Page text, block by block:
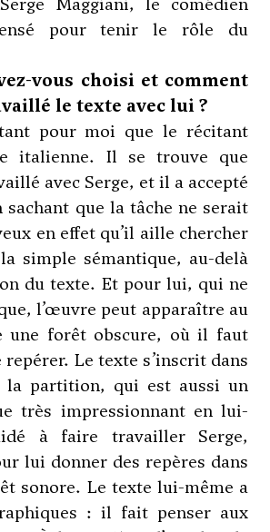
pour tenir le rôle du
vous choisi et comment
le texte avec lui ?
pour moi que le récitant
italienne. Il se trouve que
avec Serge, et il a accepté
que la tâche ne serait
en effet qu’il aille chercher
simple sémantique, au-delà
du texte. Et pour lui, qui ne
l’œuvre peut apparaître au
une forêt obscure, où il faut
repérer. Le texte s’inscrit dans
la partition, qui est aussi un
très impressionnant en lui-
à faire travailler Serge,
lui donner des repères dans
sonore. Le texte lui-même a
: il fait penser aux